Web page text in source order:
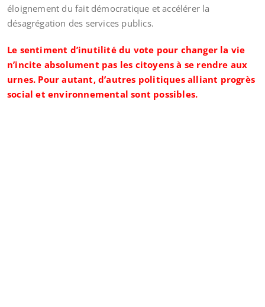
éloignement du fait démocratique et accélérer la
désagrégation des services publics.
Le sentiment d’inutilité du vote pour changer la vie
n’incite absolument pas les citoyens à se rendre aux
urnes. Pour autant, d’autres politiques alliant progrès
social et environnemental sont possibles.